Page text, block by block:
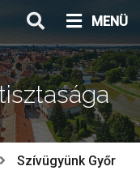
MENÜ
Szívügyünk Győr